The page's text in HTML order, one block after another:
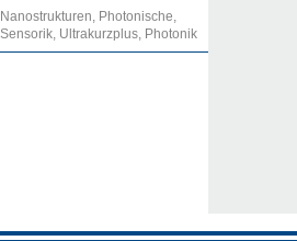
Nanostrukturen, Photonische,
Sensorik, Ultrakurzplus, Photonik